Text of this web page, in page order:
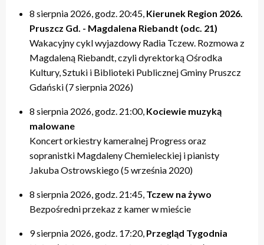
8 sierpnia 2026, godz. 20:45, Kierunek Region 2026.
Pruszcz Gd. - Magdalena Riebandt (odc. 21)
Wakacyjny cykl wyjazdowy Radia Tczew. Rozmowa z
Magdaleną Riebandt, czyli dyrektorką Ośrodka
Kultury, Sztuki i Biblioteki Publicznej Gminy Pruszcz
Gdański (7 sierpnia 2026)
8 sierpnia 2026, godz. 21:00, Kociewie muzyką
malowane
Koncert orkiestry kameralnej Progress oraz
sopranistki Magdaleny Chemieleckiej i pianisty
Jakuba Ostrowskiego (5 września 2020)
8 sierpnia 2026, godz. 21:45, Tczew na żywo
Bezpośredni przekaz z kamer w mieście
9 sierpnia 2026, godz. 17:20, Przegląd Tygodnia